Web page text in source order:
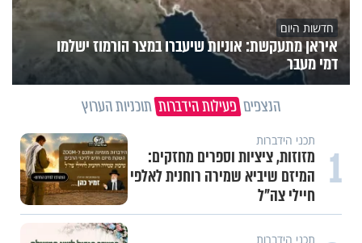
חדשות היום
איראן מתעקשת: אוניות שיעברו במצר הורמוז ישלמו
דמי מעבר
הנצפים פעילות הידברות תוכניות הערוץ
1 תכני הידברות
מזוזות, ציציות וספרים מחזקים:
המיזם שיביא שמירה רוחנית לאלפי
חיילי צה"ל
תכני הידברות